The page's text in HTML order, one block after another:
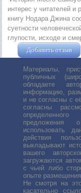
интерес у читателей и
книгу Нодара Джина
суетности
глупости, исходе и
Добавить отзыв
Материалы,
публичных
обладаете
информацию,
и не согласны с
согласны
предложения
использовать
действия
выкладывают
вашего
загружаются
с чьей либо
опыте
Не смотря на
касательно